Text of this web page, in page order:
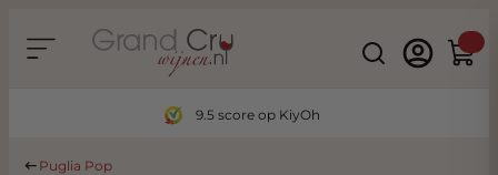
Search
9.5 score op KiyOh
Puglia Pop